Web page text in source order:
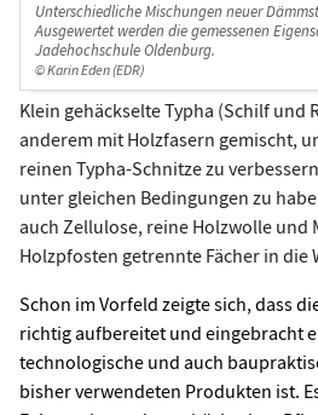
Unterschiedliche Mischungen neuer
Ausgewertet werden die gemessenen
Jadehochschule Oldenburg.
© Karin Eden (EDR)
Klein gehäckselte Typha (Schilf
anderem mit Holzfasern gemischt,
reinen Typha-Schnitze zu
unter gleichen Bedingungen zu
auch Zellulose, reine Holzwolle und
Holzpfosten getrennte Fächer in die
Schon im Vorfeld zeigte sich, dass
richtig aufbereitet und eingebracht
technologische und auch
bisher verwendeten Produkten ist.